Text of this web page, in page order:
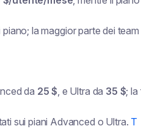
la maggior parte dei team
da 25 $, e Ultra da 35 $;
sui piani Advanced o Ultra. T